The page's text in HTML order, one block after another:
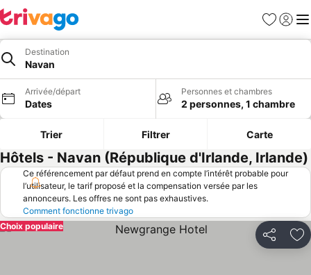
Favoris
Se
Destination
Navan
Arrivée/départ
Dates
Personnes et chambres
2 personnes, 1 chambre
Trier Filtrer Carte
Hôtels - Navan (République d'Irlande, Irlande)
Ce référencement par défaut prend en compte l’intérêt probable pour
l’utilisateur, le tarif proposé et la compensation versée par les
annonceurs. Les offres ne sont pas exhaustives.
Comment fonctionne trivago
Partager
Choix populaire